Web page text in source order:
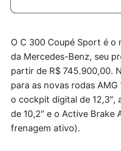
O C 300 Coupé Sport é o
da Mercedes-Benz, seu
partir de R$ 745.900,00.
para as novas rodas AMG
o cockpit digital de 12,3″,
de 10,2″ e o Active Brake
frenagem ativo).